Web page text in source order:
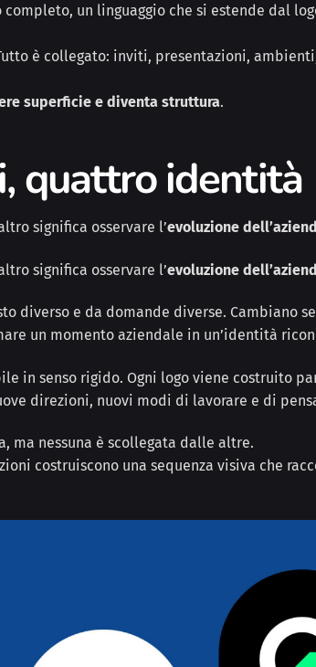
un linguaggio che si estende dal
è collegato: inviti, presentazioni,
superficie e diventa struttura.
quattro identità
significa osservare l’evoluzione
significa osservare l’evoluzione
diverso e da domande diverse. Cambiano
un momento aziendale in un’identità
in senso rigido. Ogni logo viene costruito
direzioni, nuovi modi di lavorare e di
ma nessuna è scollegata dalle altre.
costruiscono una sequenza visiva che